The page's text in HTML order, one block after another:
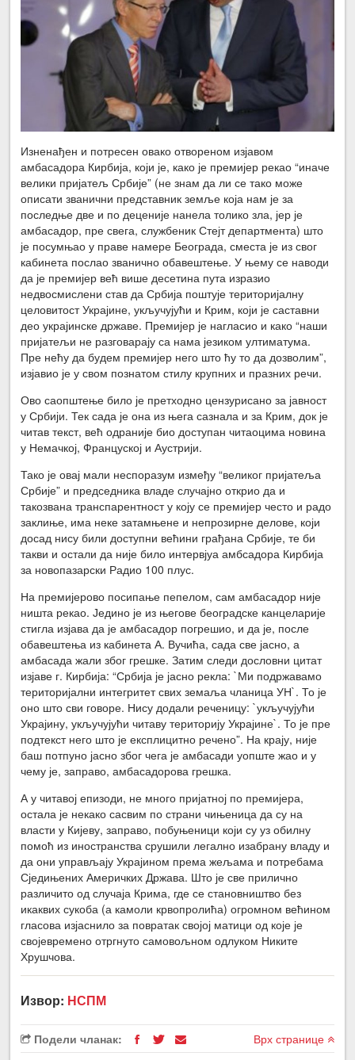
Изненађен и потресен овако отвореном изјавом
амбасадора Кирбија, који је, како је премијер рекао “иначе
велики пријатељ Србије” (не знам да ли се тако може
описати званични представник земље која нам је за
последње две и по деценије нанела толико зла, јер је
амбасадор, пре свега, службеник Стејт департмента) што
је посумњао у праве намере Београда, сместа је из свог
кабинета послао званично обавештење. У њему се наводи
да је премијер већ више десетина пута изразио
недвосмислени став да Србија поштује територијалну
целовитост Украјине, укључујући и Крим, који је саставни
део украјинске државе. Премијер је нагласио и како “наши
пријатељи не разговарају са нама језиком ултиматума.
Пре нећу да будем премијер него што ћу то да дозволим”,
изјавио је у свом познатом стилу крупних и празних речи.
Ово саопштење било је претходно цензурисано за јавност
у Србији. Тек сада је она из њега сазнала и за Крим, док је
читав текст, већ одраније био доступан читаоцима новина
у Немачкој, Француској и Аустрији.
Тако је овај мали неспоразум између “великог пријатеља
Србије” и председника владе случајно открио да и
такозвана транспарентност у коју се премијер често и радо
заклиње, има неке затамњене и непрозирне делове, који
досад нису били доступни већини грађана Србије, те би
такви и остали да није било интервјуа амбсадора Кирбија
за новопазарски Радио 100 плус.
На премијерово посипање пепелом, сам амбасадор није
ништа рекао. Једино је из његове београдске канцеларије
стигла изјава да је амбасадор погрешио, и да је, после
обавештења из кабинета А. Вучића, сада све јасно, а
амбасада жали због грешке. Затим следи дословни цитат
изјаве г. Кирбија: “Србија је јасно рекла: `Ми подржавамо
територијални интегритет свих земаља чланица УН`. То је
оно што сви говоре. Нису додали реченицу: `укључујући
Украјину, укључујући читаву територију Украјине`. То је пре
подтекст него што је експлицитно речено”. На крају, није
баш потпуно јасно због чега је амбасади уопште жао и у
чему је, заправо, амбасадорова грешка.
А у читавој епизоди, не много пријатној по премијера,
остала је некако сасвим по страни чињеница да су на
власти у Кијеву, заправо, побуњеници који су уз обилну
помоћ из иностранства срушили легално изабрану владу и
да они управљају Украјином према жељама и потребама
Сједињених Америчких Држава. Што је све прилично
различито од случаја Крима, где се становништво без
икаквих сукоба (а камоли крвопролића) огромном већином
гласова изјаснило за повратак својој матици од које је
својевремено отргнуто самовољном одлуком Никите
Хрушчова.
Извор: НСПМ
Подели чланак: Врх странице